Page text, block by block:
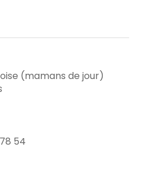
(mamans de jour)
54